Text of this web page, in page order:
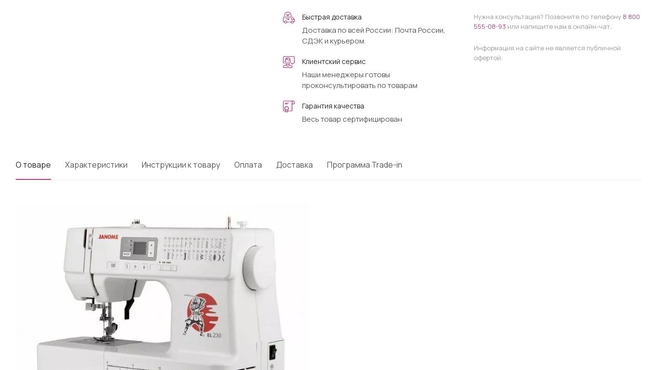
Быстрая доставка
Доставка по всей России: Почта России,
СДЭК и курьером.
Клиентский сервис
Наши менеджеры готовы
проконсультировать по товарам
Гарантия качества
Весь товар сертифицирован
Нужна консультация? Позвоните по телефону 8 800
555-08-93 или напишите нам в онлайн-чат.
Информация на сайте не является публичной
офертой.
О товаре Характеристики Инструкции к товару Оплата Доставка Программа Trade-in